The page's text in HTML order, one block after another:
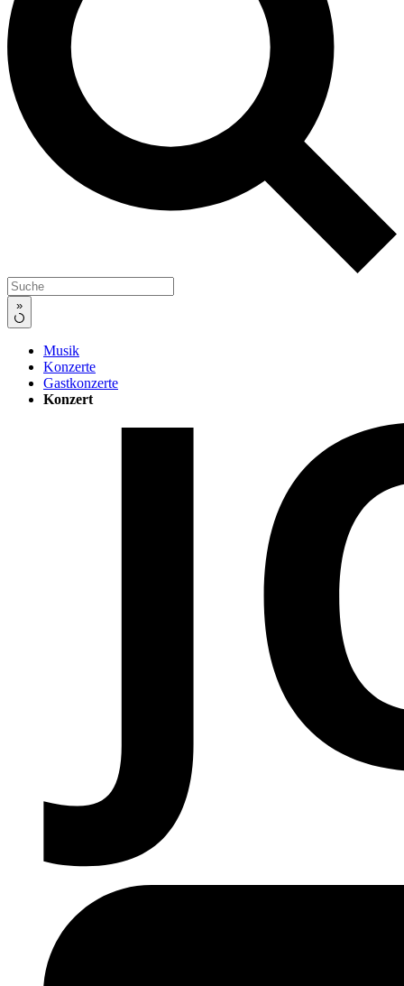
»
Musik
Konzerte
Gastkonzerte
Konzert